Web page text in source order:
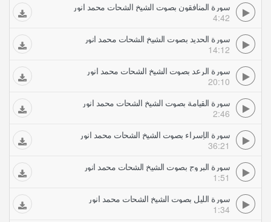
سورة المنافقون بصوت الشيخ الشحات محمد انور
4:42
سورة الحديد بصوت الشيخ الشحات محمد انور
14:12
سورة الرعد بصوت الشيخ الشحات محمد انور
20:10
سورة القيامة بصوت الشيخ الشحات محمد انور
2:46
سورة الإسراء بصوت الشيخ الشحات محمد انور
36:21
سورة البروج بصوت الشيخ الشحات محمد انور
1:51
سورة الليل بصوت الشيخ الشحات محمد انور
1:34